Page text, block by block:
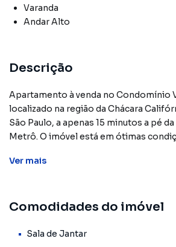
Varanda
Andar Alto
Descrição
Apartamento à venda no Condomínio
localizado na região da Chácara
São Paulo, a apenas 15 minutos a pé
Metrô. O imóvel está em ótimas
todos os ambientes e pronto para
possui uma sala aconchegante com
garagem são fixas e descobertas,
Ver mais
Comodidades do imóvel
Sala de Jantar